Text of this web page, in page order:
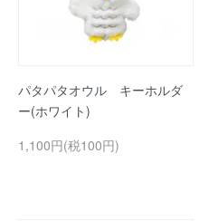
パタパタオウル キーホルダ
ー(ホワイト)
1,100円(税100円)